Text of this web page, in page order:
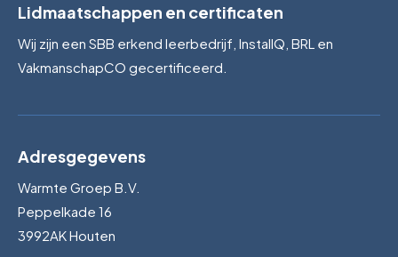
Lidmaatschappen en certificaten
Wij zijn een SBB erkend leerbedrijf, InstallQ, BRL en
VakmanschapCO gecertificeerd.
Adresgegevens
Warmte Groep B.V.
Peppelkade 16
3992AK Houten